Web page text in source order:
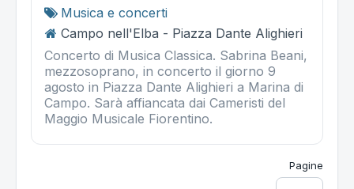
Musica e concerti
Campo nell'Elba - Piazza Dante Alighieri
Concerto di Musica Classica. Sabrina Beani,
mezzosoprano, in concerto il giorno 9
agosto in Piazza Dante Alighieri a Marina di
Campo. Sarà affiancata dai Cameristi del
Maggio Musicale Fiorentino.
Pagine